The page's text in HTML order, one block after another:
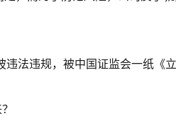
法违规，被中国证监会一纸《